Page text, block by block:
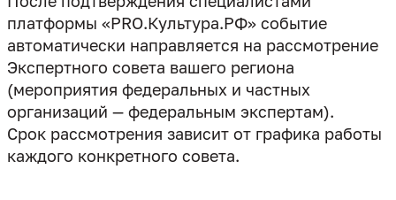
платформы «PRO.Культура.РФ» событие
автоматически направляется на рассмотрение
Экспертного совета вашего региона
(мероприятия федеральных и частных
организаций — федеральным экспертам).
Срок рассмотрения зависит от графика работы
каждого конкретного совета.